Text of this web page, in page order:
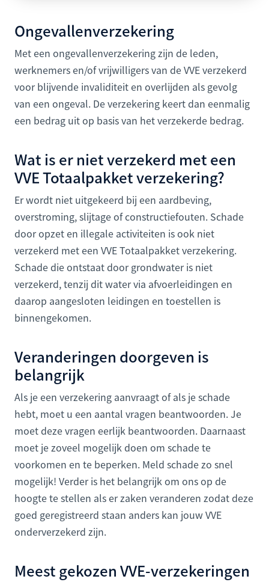
Ongevallenverzekering
Met een ongevallenverzekering zijn de leden,
werknemers en/of vrijwilligers van de VVE verzekerd
voor blijvende invaliditeit en overlijden als gevolg
van een ongeval. De verzekering keert dan eenmalig
een bedrag uit op basis van het verzekerde bedrag.
Wat is er niet verzekerd met een
VVE Totaalpakket verzekering?
Er wordt niet uitgekeerd bij een aardbeving,
overstroming, slijtage of constructiefouten. Schade
door opzet en illegale activiteiten is ook niet
verzekerd met een VVE Totaalpakket verzekering.
Schade die ontstaat door grondwater is niet
verzekerd, tenzij dit water via afvoerleidingen en
daarop aangesloten leidingen en toestellen is
binnengekomen.
Veranderingen doorgeven is
belangrijk
Als je een verzekering aanvraagt of als je schade
hebt, moet u een aantal vragen beantwoorden. Je
moet deze vragen eerlijk beantwoorden. Daarnaast
moet je zoveel mogelijk doen om schade te
voorkomen en te beperken. Meld schade zo snel
mogelijk! Verder is het belangrijk om ons op de
hoogte te stellen als er zaken veranderen zodat deze
goed geregistreerd staan anders kan jouw VVE
onderverzekerd zijn.
Meest gekozen VVE-verzekeringen